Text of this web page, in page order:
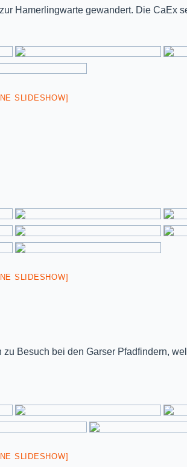
Hamerlingwarte gewandert. Die CaEx
SLIDESHOW]
SLIDESHOW]
Besuch bei den Garser Pfadfindern,
SLIDESHOW]